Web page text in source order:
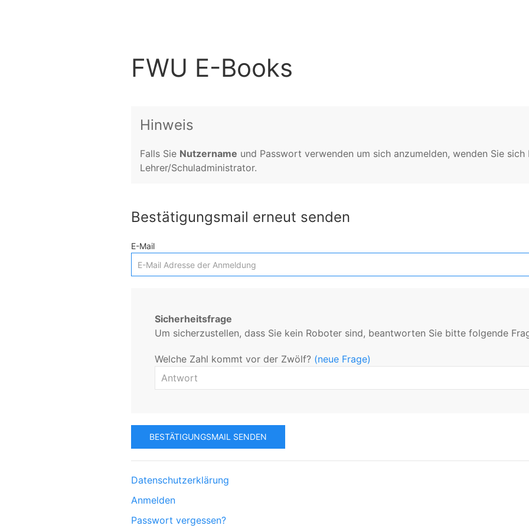
FWU E-Books
Hinweis
Falls Sie Nutzername und Passwort verwenden um sich anzumelden, wenden Sie
Lehrer/Schuladministrator.
Bestätigungsmail erneut senden
E-Mail
Sicherheitsfrage
Um sicherzustellen, dass Sie kein Roboter sind, beantworten Sie bitte folgende
Welche Zahl kommt vor der Zwölf? (neue Frage)
Datenschutzerklärung
Anmelden
Passwort vergessen?